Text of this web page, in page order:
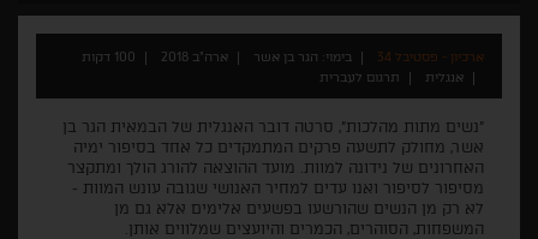
ארכיון - פסטיבל 34 בימוי: הגר בן אשר ארה"ב 2018
100 דקות
אנגלית
תרגום לעברית
"נשים מתות מהלכות", סרטה דובר האנגלית של הבמאית הגר בן
אשר, מחולק לתשעה פרקים המתמקדים כל אחד בסיפור ימיה
האחרונים של נידונה למוות. מועד ההוצאה להורג הולך ומתקצר
מסיפור לסיפור ואנו עדים למחיר האנושי שגובה עונש המוות -
לא רק מן הנשים שהורשעו בפשעים אלימים אלא גם מן
המשפחות, הסוהרים, הכמרים והיועצים שמלווים אותן.